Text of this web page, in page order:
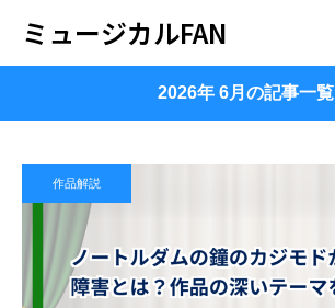
ミュージカルFAN
2026年 6月の記事一覧
作品解説